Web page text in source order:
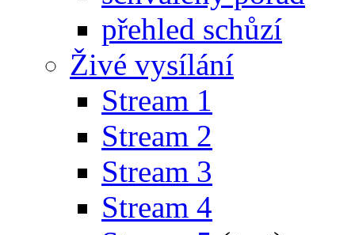
přehled schůzí
Živé vysílání
Stream 1
Stream 2
Stream 3
Stream 4